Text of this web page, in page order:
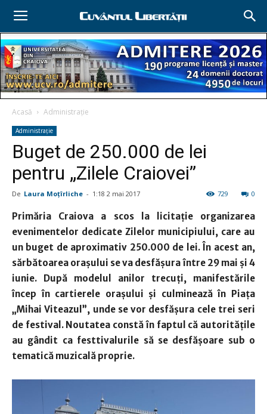
Acasă Administraţie
Administraţie
Buget de 250.000 de lei
pentru „Zilele Craiovei”
De Laura Moţîrliche - 1:18 2 mai 2017 0
729
Primăria Craiova a scos la licitaţie organizarea
evenimentelor dedicate Zilelor municipiului, care au
un buget de aproximativ 250.000 de lei. În acest an,
sărbătoarea oraşului se va desfăşura între 29 mai şi 4
iunie. După modelul anilor trecuţi, manifestările
încep în cartierele oraşului şi culminează în Piaţa
„Mihai Viteazul”, unde se vor desfăşura cele trei seri
de festival. Noutatea constă în faptul că autorităţile
au gândit ca festtivalurile să se desfăşoare sub o
tematică muzicală proprie.